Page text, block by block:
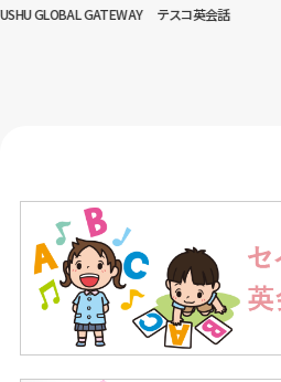
GLOBAL GATEWAY テスコ英会話